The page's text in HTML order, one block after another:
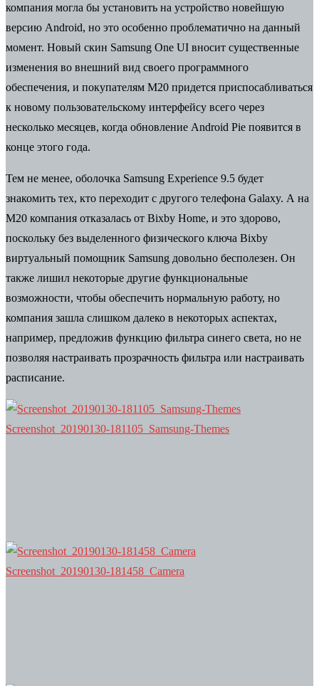
компания могла бы установить на устройство новейшую
версию Android, но это особенно проблематично на данный
момент. Новый скин Samsung One UI вносит существенные
изменения во внешний вид своего программного
обеспечения, и покупателям M20 придется приспосабливаться
к новому пользовательскому интерфейсу всего через
несколько месяцев, когда обновление Android Pie появится в
конце этого года.
Тем не менее, оболочка Samsung Experience 9.5 будет
знакомить тех, кто переходит с другого телефона Galaxy. А на
M20 компания отказалась от Bixby Home, и это здорово,
поскольку без выделенного физического ключа Bixby
виртуальный помощник Samsung довольно бесполезен. Он
также лишил некоторые другие функциональные
возможности, чтобы обеспечить нормальную работу, но
компания зашла слишком далеко в некоторых аспектах,
например, предложив функцию фильтра синего света, но не
позволяя настраивать прозрачность фильтра или настраивать
расписание.
Screenshot_20190130-181105_Samsung-Themes
Screenshot_20190130-181458_Camera